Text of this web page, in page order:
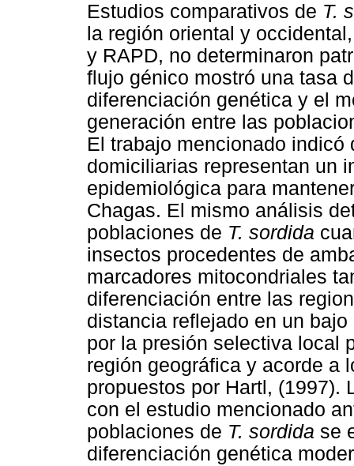
Estudios comparativos de T.
la región oriental y
y RAPD, no determinaron
flujo génico mostró una tasa
diferenciación genética y el
generación entre las
El trabajo mencionado
domiciliarias representan un
epidemiológica para
Chagas. El mismo análisis
poblaciones de T. sordida
insectos procedentes de
marcadores mitocondriales
diferenciación entre las
distancia reflejado en un
por la presión selectiva local
región geográfica y acorde a
propuestos por Hartl, (1997).
con el estudio mencionado
poblaciones de T. sordida se
diferenciación genética